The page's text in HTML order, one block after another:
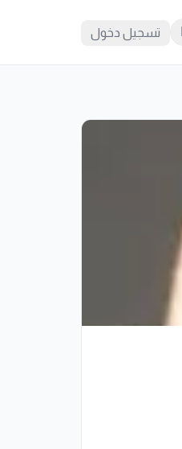
تسجيل دخول